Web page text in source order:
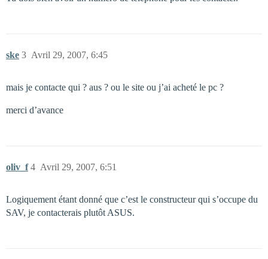
ske Avril 29, 2007, 6:45
3
mais je contacte qui ? aus ? ou le site ou j’ai acheté le pc ?
merci d’avance
oliv_f Avril 29, 2007, 6:51
4
Logiquement étant donné que c’est le constructeur qui s’occupe du
SAV, je contacterais plutôt ASUS.